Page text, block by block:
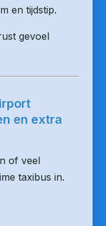
en tijdstip.
gevoel
en extra
of veel
taxibus in.